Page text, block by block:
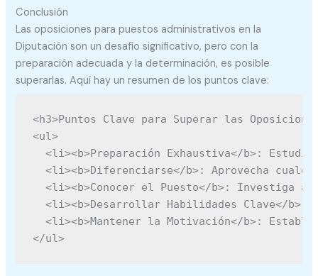
Conclusión
Las oposiciones para puestos administrativos en la
Diputación son un desafío significativo, pero con la
preparación adecuada y la determinación, es posible
superarlas. Aquí hay un resumen de los puntos clave:
<h3>Puntos Clave para Superar las
<ul>
<li><b>Preparación Exhaustiva</b>:
<li><b>Diferenciarse</b>: Aprovecha
<li><b>Conocer el Puesto</b>: Investiga a
<li><b>Desarrollar Habilidades Clave</b>:
<li><b>Mantener la Motivación</b>:
</ul>